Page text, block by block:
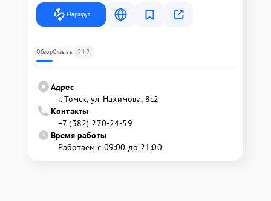
Маршрут
ОбзорОтзывы 212
Адрес
г. Томск, ул. Нахимова, 8с2
Контакты
+7 (382) 270-24-59
Время работы
Работаем с 09:00 до 21:00